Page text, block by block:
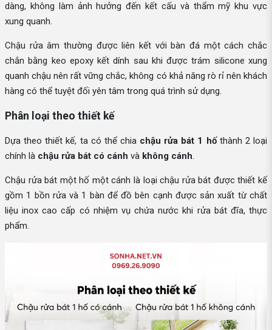
dàng, không làm ảnh hưởng đến kết cấu và thẩm mỹ khu vực
xung quanh.
Chậu rửa âm thường được liên kết với bàn đá một cách chắc
chắn bằng keo epoxy kết dính sau khi được trám silicone xung
quanh chậu nên rất vững chắc, không có khả năng rò rỉ nên khách
hàng có thể tuyệt đối yên tâm trong quá trình sử dụng.
Phân loại theo thiết kế
Dựa theo thiết kế, ta có thể chia chậu rửa bát 1 hốthành 2 loại
chính là chậu rửa bát có cánh và không cánh
Chậu rửa bát một hố một cánh là loại chậu rửa bát được thiết kế
gồm 1 bồn rửa và 1 bàn để đồ bên cạnh được sản xuất từ chất
liệu inox cao cấp có nhiệm vụ chứa nước khi rửa bát đĩa, thực
phẩm.